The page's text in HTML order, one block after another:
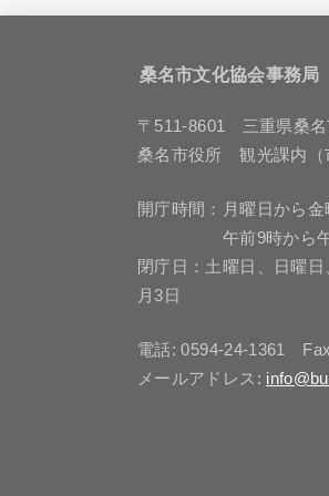
桑名市文化協会事務局
〒511-8601 三重県桑名
桑名市役所 観光課内（
開庁時間：月曜日から金
午前9時から午
閉庁日：土曜日、日曜
月3日
電話: 0594-24-1361
メールアドレス: